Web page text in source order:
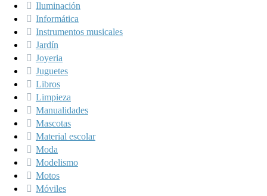
Iluminación
Informática
Instrumentos musicales
Jardín
Joyeria
Juguetes
Libros
Limpieza
Manualidades
Mascotas
Material escolar
Moda
Modelismo
Motos
Móviles